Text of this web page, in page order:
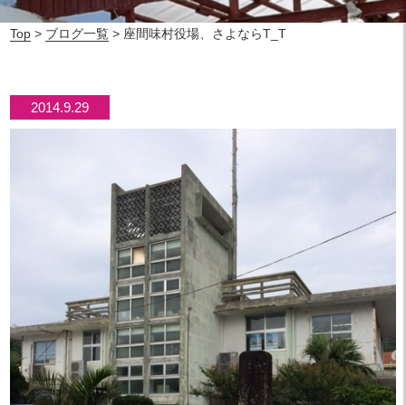
Top > ブログ一覧 > 座間味村役場、さよならT_T
2014.9.29